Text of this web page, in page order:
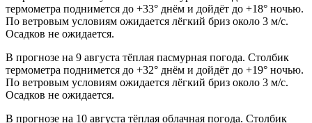
термометра поднимется до +33° днём и дойдёт до +18° ночью.
По ветровым условиям ожидается лёгкий бриз около 3 м/с.
Осадков не ожидается.
В прогнозе на 9 августа тёплая пасмурная погода. Столбик
термометра поднимется до +32° днём и дойдёт до +19° ночью.
По ветровым условиям ожидается лёгкий бриз около 3 м/с.
Осадков не ожидается.
В прогнозе на 10 августа тёплая облачная погода. Столбик